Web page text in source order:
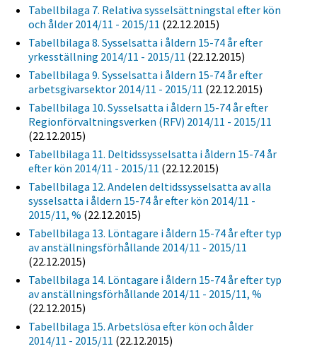
Tabellbilaga 7. Relativa sysselsättningstal efter kön
och ålder 2014/11 - 2015/11 (22.12.2015)
Tabellbilaga 8. Sysselsatta i åldern 15-74 år efter
yrkesställning 2014/11 - 2015/11 (22.12.2015)
Tabellbilaga 9. Sysselsatta i åldern 15-74 år efter
arbetsgivarsektor 2014/11 - 2015/11 (22.12.2015)
Tabellbilaga 10. Sysselsatta i åldern 15-74 år efter
Regionförvaltningsverken (RFV) 2014/11 - 2015/11
(22.12.2015)
Tabellbilaga 11. Deltidssysselsatta i åldern 15-74 år
efter kön 2014/11 - 2015/11 (22.12.2015)
Tabellbilaga 12. Andelen deltidssysselsatta av alla
sysselsatta i åldern 15-74 år efter kön 2014/11 -
2015/11, % (22.12.2015)
Tabellbilaga 13. Löntagare i åldern 15-74 år efter typ
av anställningsförhållande 2014/11 - 2015/11
(22.12.2015)
Tabellbilaga 14. Löntagare i åldern 15-74 år efter typ
av anställningsförhållande 2014/11 - 2015/11, %
(22.12.2015)
Tabellbilaga 15. Arbetslösa efter kön och ålder
2014/11 - 2015/11 (22.12.2015)